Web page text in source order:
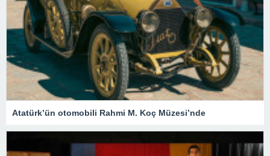
Atatürk’ün otomobili Rahmi M. Koç Müzesi’nde